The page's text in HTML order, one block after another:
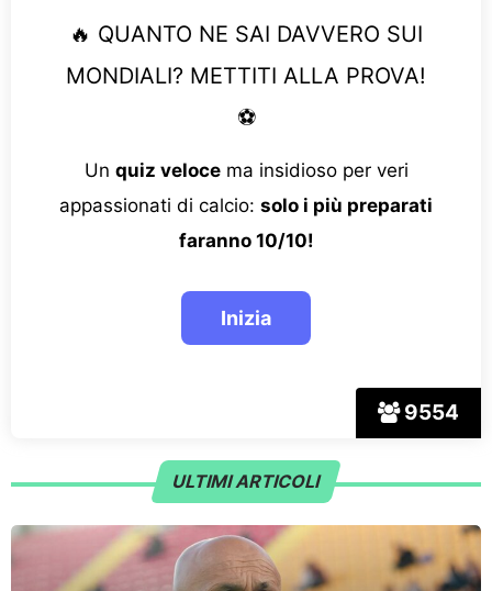
9554
🔥 QUANTO NE SAI DAVVERO SUI
MONDIALI? METTITI ALLA PROVA!
⚽
Un quiz velocema insidioso per veri
appassionati di calcio: solo i più preparati
faranno 10/10!
ULTIMI ARTICOLI